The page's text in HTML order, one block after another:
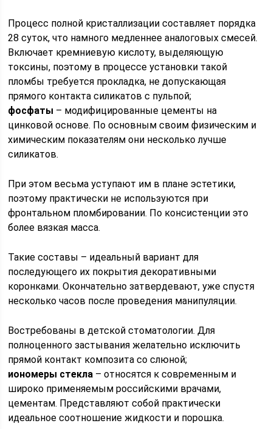
Процесс полной кристаллизации составляет порядка
28 суток, что намного медленнее аналоговых смесей.
Включает кремниевую кислоту, выделяющую
токсины, поэтому в процессе установки такой
пломбы требуется прокладка, не допускающая
прямого контакта силикатов с пульпой;
фосфаты – модифицированные цементы на
цинковой основе. По основным своим физическим и
химическим показателям они несколько лучше
силикатов.
При этом весьма уступают им в плане эстетики,
поэтому практически не используются при
фронтальном пломбировании. По консистенции это
более вязкая масса.
Такие составы – идеальный вариант для
последующего их покрытия декоративными
коронками. Окончательно затвердевают, уже спустя
несколько часов после проведения манипуляции.
Востребованы в детской стоматологии. Для
полноценного застывания желательно исключить
прямой контакт композита со слюной;
иономеры стекла – относятся к современным и
широко применяемым российскими врачами,
цементам. Представляют собой практически
идеальное соотношение жидкости и порошка.